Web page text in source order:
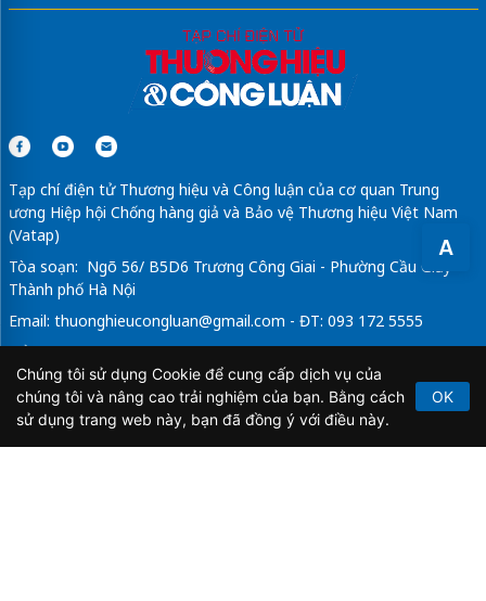
A
Tạp chí điện tử Thương hiệu và Công luận của cơ quan Trung
ương Hiệp hội Chống hàng giả và Bảo vệ Thương hiệu Việt Nam
(Vatap)
Tòa soạn: Ngõ 56/ B5D6 Trương Công Giai - Phường Cầu Giấy -
Thành phố Hà Nội
Email: thuonghieucongluan@gmail.com - ĐT: 093 172 5555
Tổng Biên Tập: Vũ Đức Thuận
Giấy phép hoạt động báo chí điện tử số 64/GP-BTTTT do Bộ
Thông tin và Truyền thông cấp ngày 21/2/2020.
Chúng tôi sử dụng Cookie để cung cấp dịch vụ của
chúng tôi và nâng cao trải nghiệm của bạn. Bằng cách
sử dụng trang web này, bạn đã đồng ý với điều này.
OK